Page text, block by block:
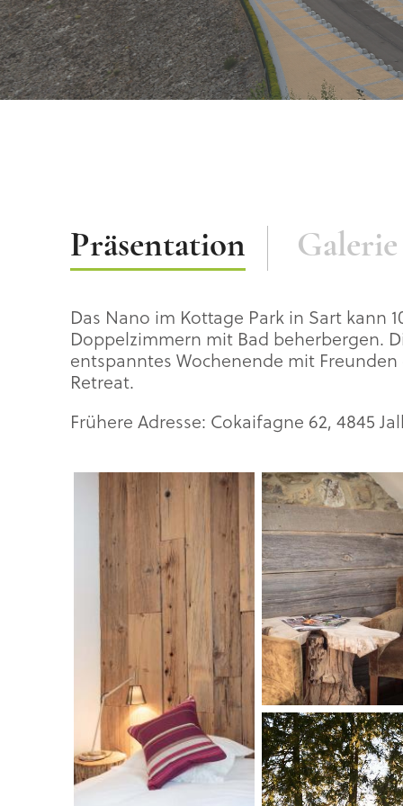
Präsentation Galerie
Das Nano im Kottage Park in Sart kann
Doppelzimmern mit Bad beherbergen.
entspanntes Wochenende mit
Retreat.
Frühere Adresse: Cokaifagne 62, 4845